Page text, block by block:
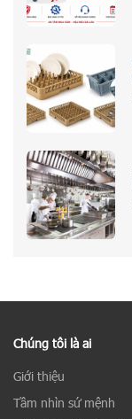
Chúng tôi là ai
Giới thiệu
Tầm nhìn sứ mệnh